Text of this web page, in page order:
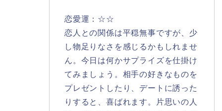
恋愛運：☆☆
恋人との関係は平穏無事ですが、少
し物足りなさを感じるかもしれませ
ん。今日は何かサプライズを仕掛け
てみましょう。相手の好きなものを
プレゼントしたり、デートに誘った
りすると、喜ばれます。片思いの人